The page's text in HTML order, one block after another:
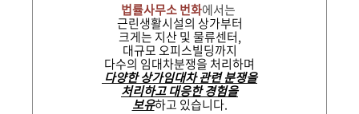
법률사무소 번화에서는
근린생활시설의 상가부터
크게는 지산 및 물류센터,
대규모 오피스빌딩까지
다수의 임대차분쟁을 처리하며
다양한 상가임대차 관련 분쟁을
처리하고 대응한 경험을
보유하고 있습니다.